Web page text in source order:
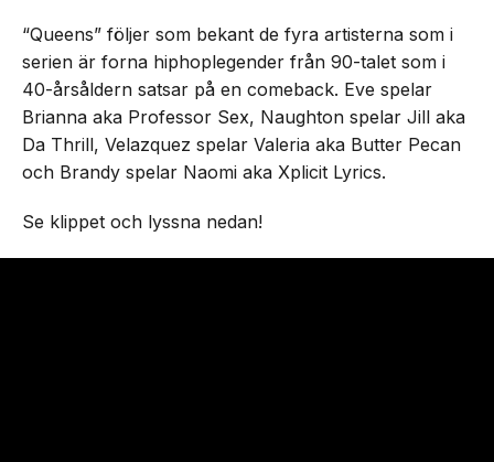
“Queens” följer som bekant de fyra artisterna som i
serien är forna hiphoplegender från 90-talet som i
40-årsåldern satsar på en comeback. Eve spelar
Brianna aka Professor Sex, Naughton spelar Jill aka
Da Thrill, Velazquez spelar Valeria aka Butter Pecan
och Brandy spelar Naomi aka Xplicit Lyrics.
Se klippet och lyssna nedan!